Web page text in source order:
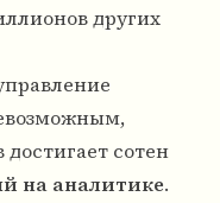
других
сотен
на аналитике.